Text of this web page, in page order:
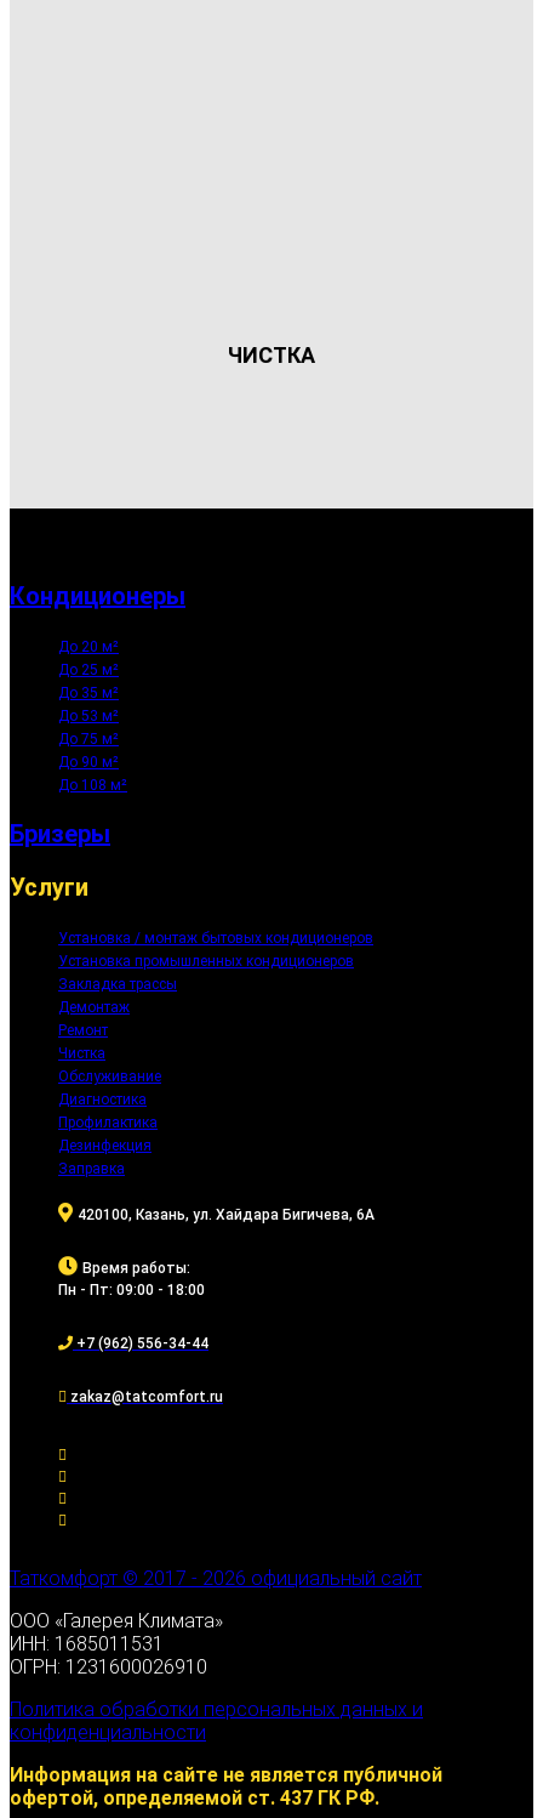
ЧИСТКА
Кондиционеры
До 20 м²
До 25 м²
До 35 м²
До 53 м²
До 75 м²
До 90 м²
До 108 м²
Бризеры
Услуги
Установка / монтаж бытовых кондиционеров
Установка промышленных кондиционеров
Закладка трассы
Демонтаж
Ремонт
Чистка
Обслуживание
Диагностика
Профилактика
Дезинфекция
Заправка
420100, Казань, ул. Хайдара Бигичева, 6А
Время работы:
Пн - Пт: 09:00 - 18:00
+7 (962) 556-34-44
zakaz@tatcomfort.ru
Таткомфорт © 2017 - 2026 официальный сайт
ООО «Галерея Климата»
ИНН: 1685011531
ОГРН: 1231600026910
Политика обработки персональных данных и
конфиденциальности
Информация на сайте не является публичной
офертой, определяемой ст. 437 ГК РФ.